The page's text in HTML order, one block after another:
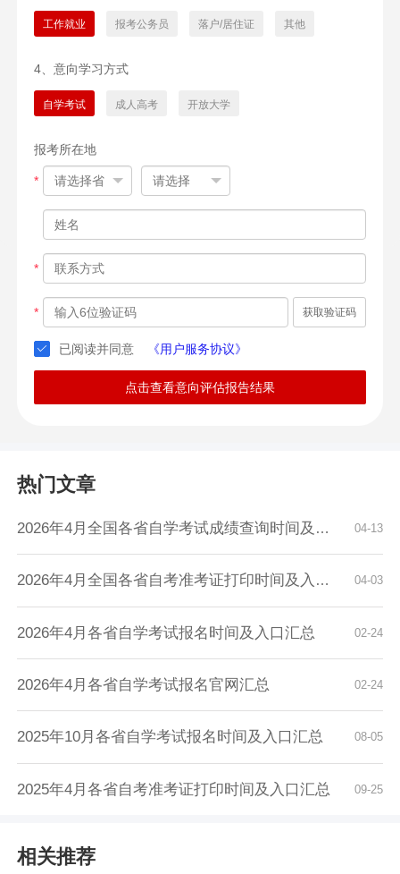
工作就业 报考公务员 落户/居住证 其他
4、意向学习方式
自学考试 成人高考 开放大学
报考所在地
*
*
* 获取验证码
已阅读并同意 《用户服务协议》
点击查看意向评估报告结果
热门文章
04-13
2026年4月全国各省自学考试成绩查询时间及入口...
04-03
2026年4月全国各省自考准考证打印时间及入口汇...
02-24
2026年4月各省自学考试报名时间及入口汇总
02-24
2026年4月各省自学考试报名官网汇总
08-05
2025年10月各省自学考试报名时间及入口汇总
09-25
2025年4月各省自考准考证打印时间及入口汇总
相关推荐